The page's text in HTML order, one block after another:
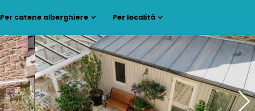
Per catene alberghiere Per località